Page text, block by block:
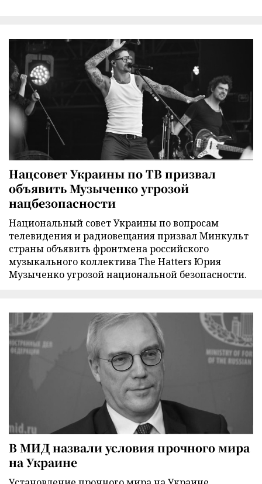
Нацсовет Украины по ТВ призвал
объявить Музыченко угрозой
нацбезопасности
Национальный совет Украины по вопросам
телевидения и радиовещания призвал Минкульт
страны объявить фронтмена российского
музыкального коллектива The Hatters Юрия
Музыченко угрозой национальной безопасности.
В МИД назвали условия прочного мира
на Украине